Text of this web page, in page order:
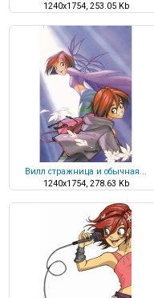
1240x1754, 253.05 Kb
Вилл стражница и обычная...
1240x1754, 278.63 Kb